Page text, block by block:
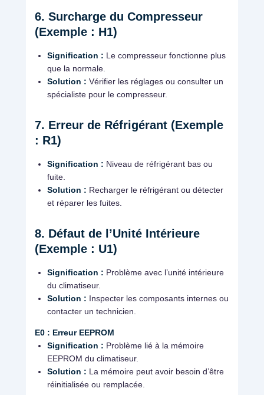
6. Surcharge du Compresseur
(Exemple : H1)
Signification : Le compresseur fonctionne plus
que la normale.
Solution : Vérifier les réglages ou consulter un
spécialiste pour le compresseur.
7. Erreur de Réfrigérant (Exemple
: R1)
Signification : Niveau de réfrigérant bas ou
fuite.
Solution : Recharger le réfrigérant ou détecter
et réparer les fuites.
8. Défaut de l’Unité Intérieure
(Exemple : U1)
Signification : Problème avec l’unité intérieure
du climatiseur.
Solution : Inspecter les composants internes ou
contacter un technicien.
E0 : Erreur EEPROM
Signification : Problème lié à la mémoire
EEPROM du climatiseur.
Solution : La mémoire peut avoir besoin d’être
réinitialisée ou remplacée.